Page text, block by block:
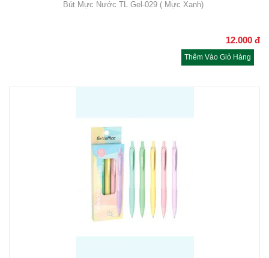
Bút Mực Nước TL Gel-029 ( Mực Xanh)
12.000 đ
Thêm Vào Giỏ Hàng